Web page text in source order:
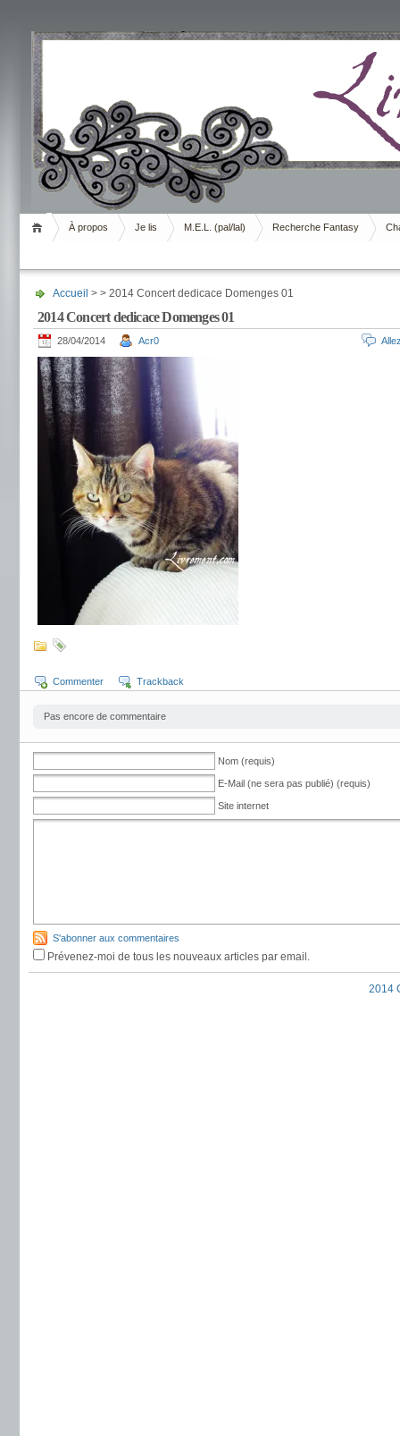
Livrement
À propos Je lis M.E.L. (pal/lal) Recherche Fantasy
Accueil > > 2014 Concert dedicace Domenges 01
2014 Concert dedicace Domenges 01
28/04/2014 Acr0
Commenter Trackback
Pas encore de commentaire
Nom (requis)
E-Mail (ne sera pas publié) (requis)
Site internet
S'abonner aux commentaires
Prévenez-moi de tous les nouveaux articles par email.
2014